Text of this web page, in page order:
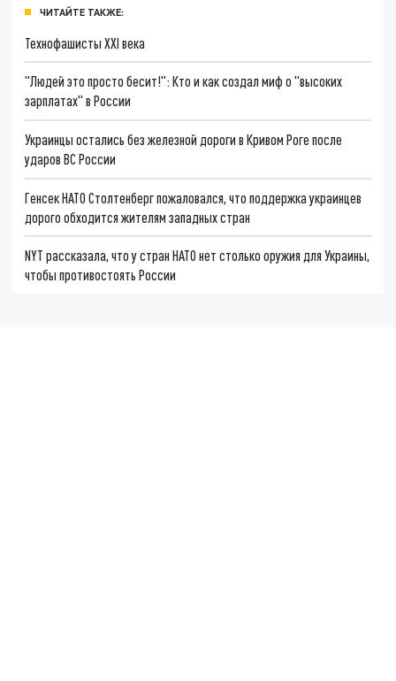
ЧИТАЙТЕ ТАКЖЕ:
Технофашисты XXI века
"Людей это просто бесит!": Кто и как создал миф о "высоких
зарплатах" в России
Украинцы остались без железной дороги в Кривом Роге после
ударов ВС России
Генсек НАТО Столтенберг пожаловался, что поддержка украинцев
дорого обходится жителям западных стран
NYT рассказала, что у стран НАТО нет столько оружия для Украины,
чтобы противостоять России